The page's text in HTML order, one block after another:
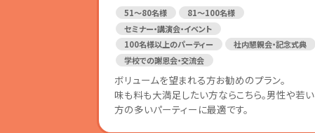
51～80名様
81～100名様
セミナー・講演会・イベント
100名様以上のパーティー
社内懇親会・記念式典
学校での謝恩会・交流会
ボリュームを望まれる方お勧めのプラン。
味も料も大満足したい方ならこちら。男性や若い
方の多いパーティーに最適です。